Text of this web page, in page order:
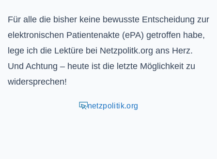
Für alle die bisher keine bewusste Entscheidung zur
elektronischen Patientenakte (ePA) getroffen habe,
lege ich die Lektüre bei Netzpolitk.org ans Herz.
Und Achtung – heute ist die letzte Möglichkeit zu
widersprechen!
netzpolitik.org